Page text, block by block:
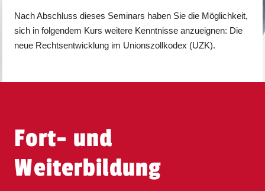
Nach Abschluss dieses Seminars haben Sie die Möglichkeit,
sich in folgendem Kurs weitere Kenntnisse anzueignen: Die
neue Rechtsentwicklung im Unionszollkodex (UZK).
Fort- und
Weiterbildung